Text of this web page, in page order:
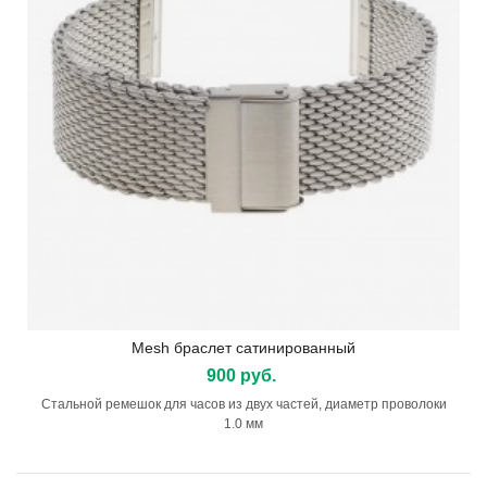
Mesh браслет сатинированный
900 руб.
Стальной ремешок для часов из двух частей, диаметр проволоки
1.0 мм